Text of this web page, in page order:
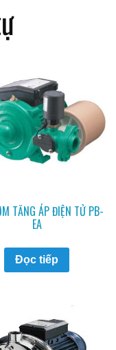
TĂNG ÁP ĐIỆN TỬ PB-
EA
Đọc tiếp